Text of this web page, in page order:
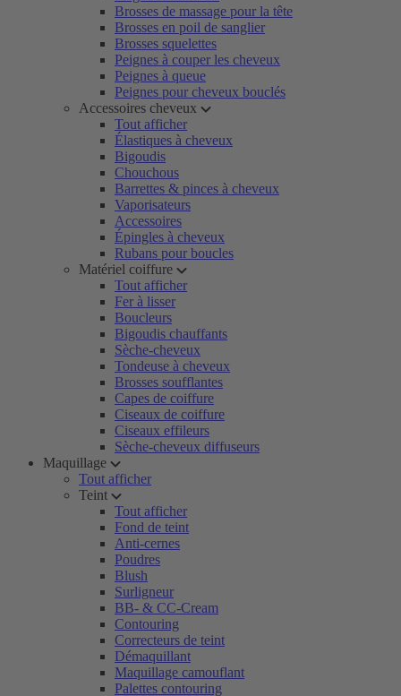
Brosses de massage pour la tête
Brosses en poil de sanglier
Brosses squelettes
Peignes à couper les cheveux
Peignes à queue
Peignes pour cheveux bouclés
Accessoires cheveux
Tout afficher
Élastiques à cheveux
Bigoudis
Chouchous
Barrettes & pinces à cheveux
Vaporisateurs
Accessoires
Épingles à cheveux
Rubans pour boucles
Matériel coiffure
Tout afficher
Fer à lisser
Boucleurs
Bigoudis chauffants
Sèche-cheveux
Tondeuse à cheveux
Brosses soufflantes
Capes de coiffure
Ciseaux de coiffure
Ciseaux effileurs
Sèche-cheveux diffuseurs
Maquillage
Tout afficher
Teint
Tout afficher
Fond de teint
Anti-cernes
Poudres
Blush
Surligneur
BB- & CC-Cream
Contouring
Correcteurs de teint
Démaquillant
Maquillage camouflant
Palettes contouring